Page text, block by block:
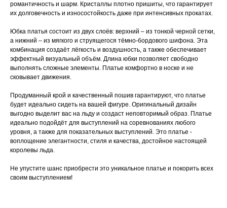
романтичность и шарм. Кристаллы плотно пришиты, что гарантирует
их долговечность и износостойкость даже при интенсивных прокатах.
Юбка платья состоит из двух слоёв: верхний – из тонкой черной сетки,
а нижний – из мягкого и струящегося тёмно-бордового шифона. Эта
комбинация создаёт лёгкость и воздушность, а также обеспечивает
эффектный визуальный объём. Длина юбки позволяет свободно
выполнять сложные элементы. Платье комфортно в носке и не
сковывает движения.
Продуманный крой и качественный пошив гарантируют, что платье
будет идеально сидеть на вашей фигуре. Оригинальный дизайн
выгодно выделит вас на льду и создаст неповторимый образ. Платье
идеально подойдёт для выступлений на соревнованиях любого
уровня, а также для показательных выступлений. Это платье -
воплощение элегантности, стиля и качества, достойное настоящей
королевы льда.
Не упустите шанс приобрести это уникальное платье и покорить всех
своим выступлением!